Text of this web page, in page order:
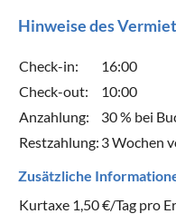
Hinweise des
Check-in:
16:00
Check-out:
10:00
Anzahlung:
30 % bei
Restzahlung: 3 Wochen
Zusätzliche
Kurtaxe 1,50 €/Tag pro